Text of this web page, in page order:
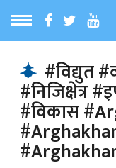
MENU
समाचार
#विद्युत
#निजिक्षेत्र
#विकास